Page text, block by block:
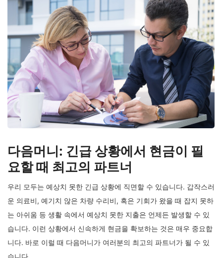
다음머니: 긴급 상황에서 현금이 필
요할 때 최고의 파트너
우리 모두는 예상치 못한 긴급 상황에 직면할 수 있습니다. 갑작스러
운 의료비, 예기치 않은 차량 수리비, 혹은 기회가 왔을 때 잡지 못하
는 아쉬움 등 생활 속에서 예상치 못한 지출은 언제든 발생할 수 있
습니다. 이런 상황에서 신속하게 현금을 확보하는 것은 매우 중요합
니다. 바로 이럴 때 다음머니가 여러분의 최고의 파트너가 될 수 있